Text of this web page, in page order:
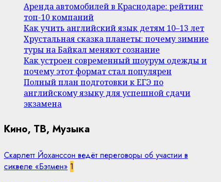
Аренда автомобилей в Краснодаре: рейтинг
топ-10 компаний
Как учить английский язык детям 10–13 лет
Хрустальная сказка планеты: почему зимние
туры на Байкал меняют сознание
Как устроен современный шоурум одежды и
почему этот формат стал популярен
Полный план подготовки к ЕГЭ по
английскому языку для успешной сдачи
экзамена
Кино, ТВ, Музыка
Скарлетт Йоханссон ведёт переговоры об участии в
сиквеле «Бэтмен» 1